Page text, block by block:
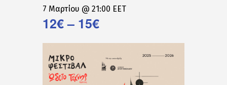
7 Μαρτίου @ 21:00 EET
12€ – 15€